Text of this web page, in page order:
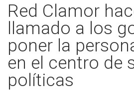
Red Clamor
llamado a los
poner la
en el centro de
políticas